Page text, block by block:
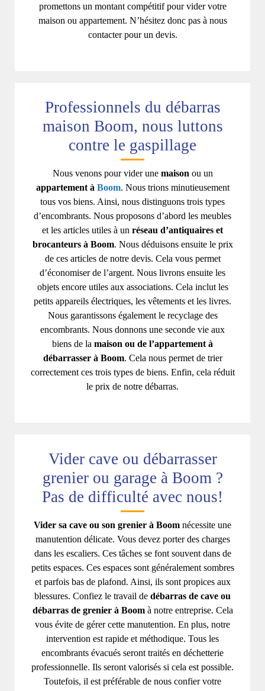
promettons un montant compétitif pour vider votre
maison ou appartement. N’hésitez donc pas à nous
contacter pour un devis.
Professionnels du débarras
maison Boom, nous luttons
contre le gaspillage
Nous venons pour vider une maison ou un
appartement à Boom. Nous trions minutieusement
tous vos biens. Ainsi, nous distinguons trois types
d’encombrants. Nous proposons d’abord les meubles
et les articles utiles à un réseau d’antiquaires et
brocanteurs à Boom. Nous déduisons ensuite le prix
de ces articles de notre devis. Cela vous permet
d’économiser de l’argent. Nous livrons ensuite les
objets encore utiles aux associations. Cela inclut les
petits appareils électriques, les vêtements et les livres.
Nous garantissons également le recyclage des
encombrants. Nous donnons une seconde vie aux
biens de la maison ou de l’appartement à
débarrasser à Boom. Cela nous permet de trier
correctement ces trois types de biens. Enfin, cela réduit
le prix de notre débarras.
Vider cave ou débarrasser
grenier ou garage à Boom ?
Pas de difficulté avec nous!
Vider sa cave ou son grenier à Boom nécessite une
manutention délicate. Vous devez porter des charges
dans les escaliers. Ces tâches se font souvent dans de
petits espaces. Ces espaces sont généralement sombres
et parfois bas de plafond. Ainsi, ils sont propices aux
blessures. Confiez le travail de débarras de cave ou
débarras de grenier à Boomà notre entreprise. Cela
vous évite de gérer cette manutention. En plus, notre
intervention est rapide et méthodique. Tous les
encombrants évacués seront traités en déchetterie
professionnelle. Ils seront valorisés si cela est possible.
Toutefois, il est préférable de nous confier votre